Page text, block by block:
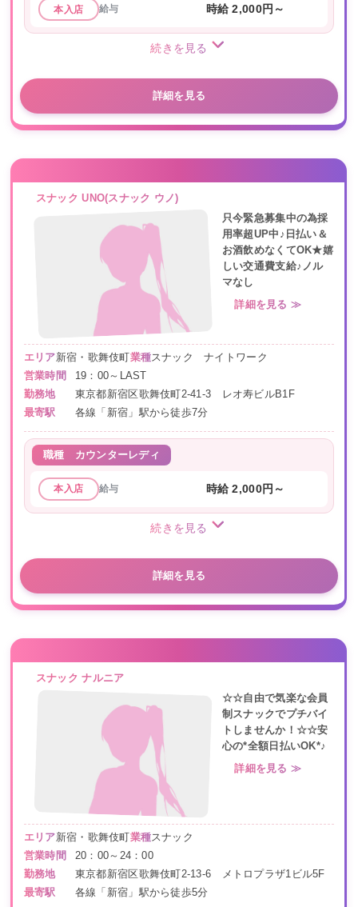
本入店 給与 時給 2,000円～
続きを見る
詳細を見る
スナック UNO(スナック ウノ)
只今緊急募集中の為採
用率超UP中♪日払い＆
お酒飲めなくてOK★嬉
しい交通費支給♪ノル
マなし
詳細を見る ≫
エリア新宿・歌舞伎町 業種スナック ナイトワーク
営業時間
19：00～LAST
勤務地
東京都新宿区歌舞伎町2-41-3 レオ寿ビルB1F
最寄駅
各線「新宿」駅から徒歩7分
職種 カウンターレディ
本入店 給与 時給 2,000円～
続きを見る
詳細を見る
スナック ナルニア
☆☆自由で気楽な会員
制スナックでプチバイ
トしませんか！☆☆安
心の*全額日払いOK*♪
詳細を見る ≫
エリア新宿・歌舞伎町 業種スナック
営業時間
20：00～24：00
勤務地
東京都新宿区歌舞伎町2-13-6 メトロプラザ1ビル5F
最寄駅
各線「新宿」駅から徒歩5分